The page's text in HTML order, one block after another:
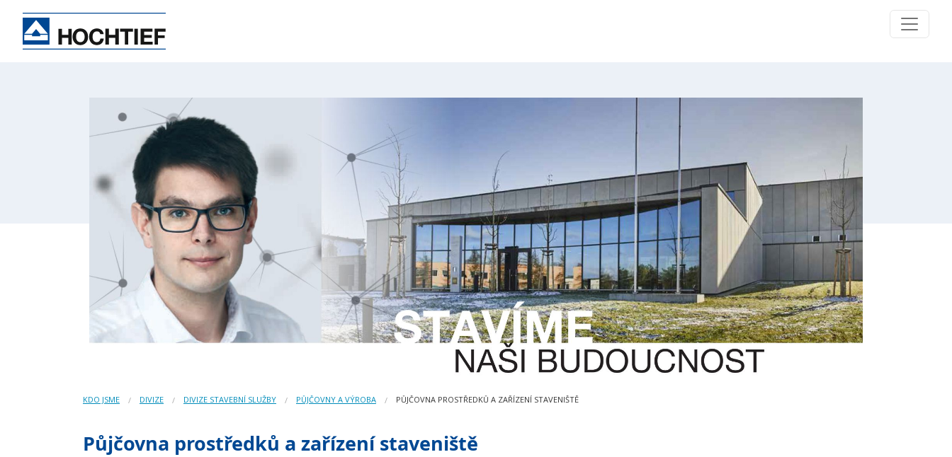
KDO JSME DIVIZE DIVIZE STAVEBNÍ SLUŽBY PŮJČOVNY A VÝROBA PŮJČOVNA PROSTŘEDKŮ A ZAŘÍZENÍ STAVENIŠTĚ
Půjčovna prostředků a zařízení staveniště